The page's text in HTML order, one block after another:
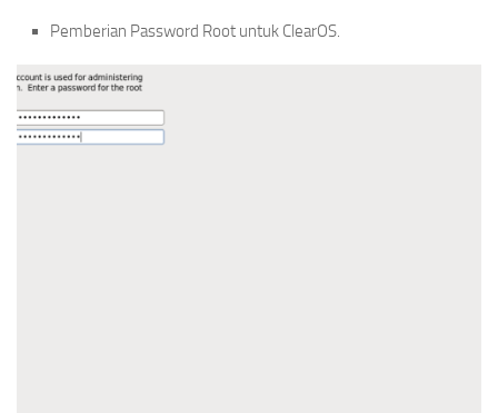
Pemberian Password Root untuk ClearOS.